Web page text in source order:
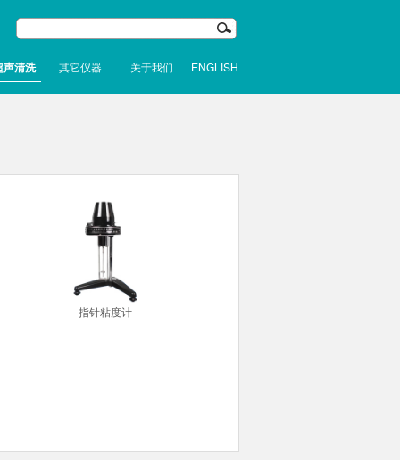
声清洗 其它仪器 关于我们 ENGLISH
指针粘度计